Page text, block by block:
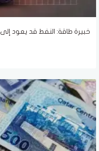
خبيرة طاقة: النفط قد يعود إلى 100 دولار للبرميل على المدى القصير